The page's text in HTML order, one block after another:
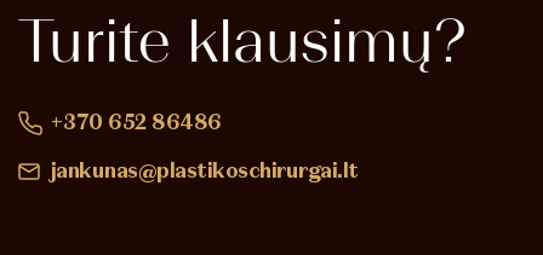
Turite klausimų?
+370 652 86486
jankunas@plastikoschirurgai.lt